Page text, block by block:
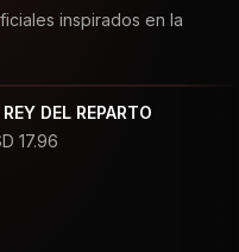
inspirados en la
REY DEL REPARTO
17.96